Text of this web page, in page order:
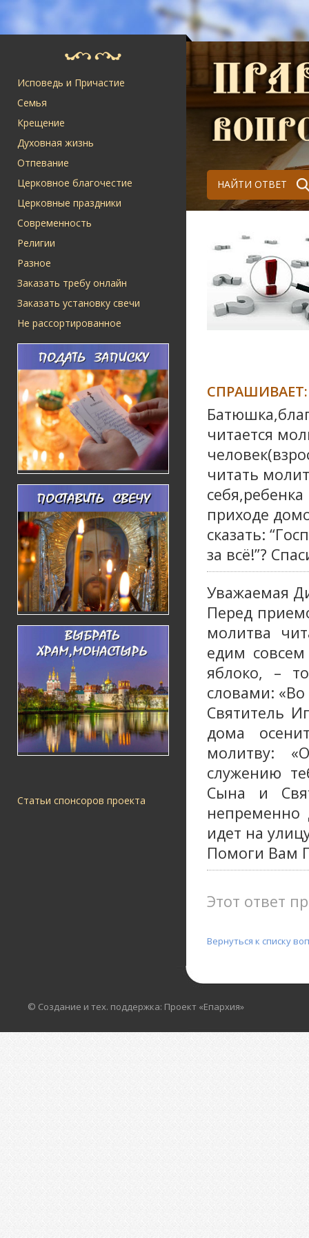
Исповедь и Причастие
Семья
Крещение
Духовная жизнь
Отпевание
Церковное благочестие
Церковные праздники
Современность
Религии
Разное
Заказать требу онлайн
Заказать установку свечи
Не рассортированное
Статьи спонсоров проекта
НАЙТИ ОТВЕТ
СПРАШИВАЕТ:
читается
читать
приходе
сказать:
за всё!”?
Уважаемая
Перед
молитва
едим
яблоко, –
словами:
Святитель
дома
молитву:
служению
Сына и
непременно
идет на
Помоги Вам
Этот ответ
Вернуться к списку
© Создание и тех. поддержка: Проект «Епархия»